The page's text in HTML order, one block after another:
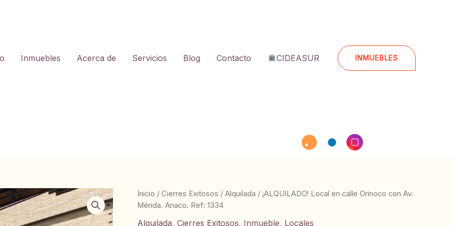
Inmuebles Acerca de Servicios Blog Contacto CIDEASUR INMUEBLES
Inicio / Cierres Exitosos / Alquilada / ¡ALQUILADO! Local en calle Orinoco con Av.
Mérida. Anaco. Ref: 1334
Alquilada, Cierres Exitosos, Inmueble, Locales